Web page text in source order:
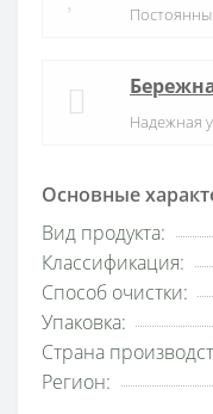
Основные
Вид продукта:
Классификация:
Способ очистки:
Упаковка:
Страна
Регион:
Надежная